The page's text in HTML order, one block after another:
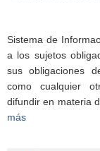
Sistema de
a los sujetos
sus obligaciones
como cualquier
difundir en materia
más